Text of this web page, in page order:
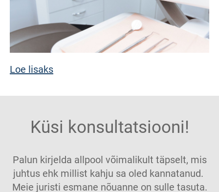
Loe lisaks
Küsi konsultatsiooni!
Palun kirjelda allpool võimalikult täpselt, mis
juhtus ehk millist kahju sa oled kannatanud.
Meie juristi esmane nõuanne on sulle tasuta.